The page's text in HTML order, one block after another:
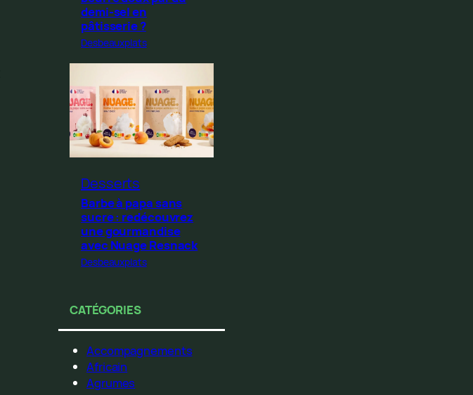
demi-sel en
pâtisserie ?
Desbeauxplats
Desserts
Barbe à papa sans
sucre : redécouvrez
une gourmandise
avec Nuage Resnack
Desbeauxplats
CATÉGORIES
Accompagnements
Africain
Agrumes